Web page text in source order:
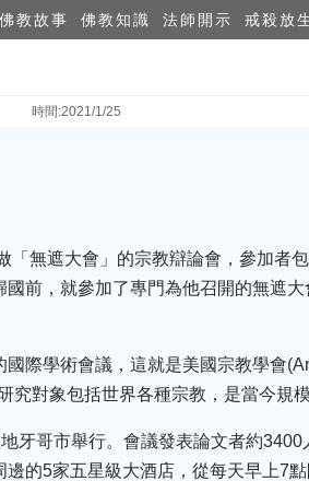
佛教故事 佛教知識 法師開示 戒殺放
時間:2021/1/25
無遮大會」的宗教辯論會，參加者
前，就參加了專門為他召開的無遮大
際學術會議，這就是美國宗教學會
對象包括世界各種宗教，是當今規
牙哥市舉行。會議發表論文者約
的5家五星級大酒店，從每天早上7